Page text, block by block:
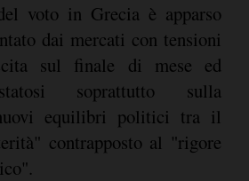
voto in Grecia è apparso
dai mercati con tensioni
sul finale di mese ed
soprattutto sulla
equilibri politici tra il
contrapposto al "rigore